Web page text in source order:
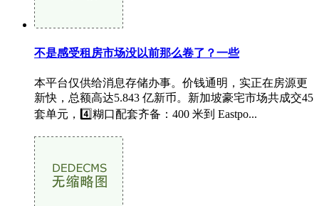
不是感受租房市场没以前那么卷了？一些
本平台仅供给消息存储办事。价钱通明，实正在房源更
新快，总额高达5.843 亿新币。新加坡豪宅市场共成交45
套单元，4️⃣糊口配套齐备：400 米到 Eastpo...